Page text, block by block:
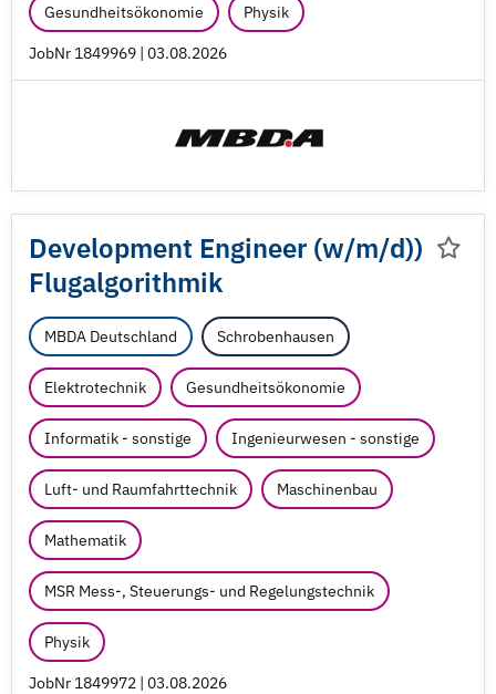
Gesundheitsökonomie Physik
JobNr 1849969 | 03.08.2026
Development Engineer (w/m/d))
Flugalgorithmik
MBDA Deutschland Schrobenhausen
Elektrotechnik Gesundheitsökonomie
Informatik - sonstige Ingenieurwesen - sonstige
Luft- und Raumfahrttechnik Maschinenbau
Mathematik
MSR Mess-, Steuerungs- und Regelungstechnik
Physik
JobNr 1849972 | 03.08.2026